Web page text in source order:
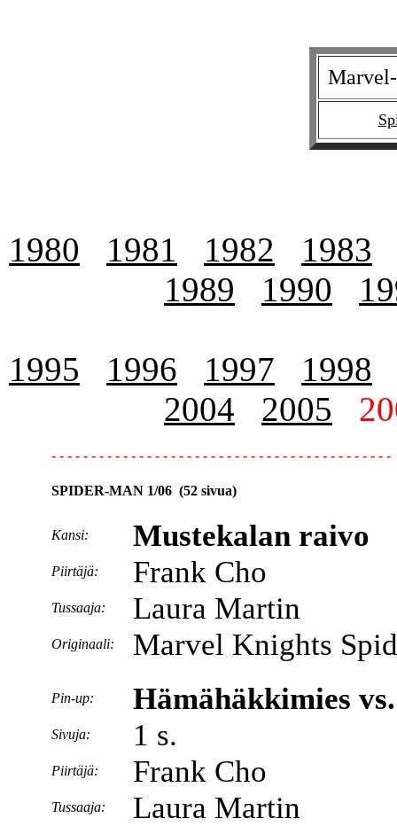
1980 1981 1982
1983
1989
1990
1995 1996 1997
1998
2004
2005
- - - - - - - - - - - - - - - - - - - - - - - - - - - - - - - - - - - - - - - - - - -
SPIDER-MAN 1/06 (52 sivua)
Kansi: Mustekalan raivo
Piirtäjä: Frank Cho
Tussaaja: Laura Martin
Originaali: Marvel Knights
Pin-up: Hämähäkkimies
Sivuja: 1 s.
Piirtäjä: Frank Cho
Tussaaja: Laura Martin